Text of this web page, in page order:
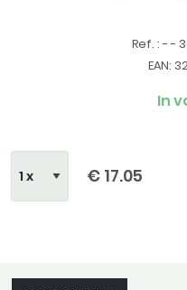
Ref. : - -
EAN:
In
€ 17.05